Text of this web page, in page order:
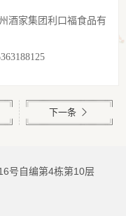
酒家集团利口福食品有
下一条
号自编第4栋第10层